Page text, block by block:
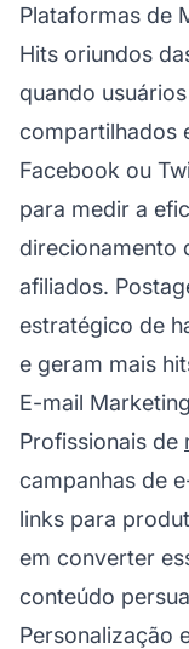
Plataformas de
Hits oriundos
quando
compartilhados
Facebook ou
para medir a
direcionamento
afiliados.
estratégico de
e geram mais
E-mail Marketing
Profissionais de
campanhas de
links para
em converter
conteúdo
Personalização